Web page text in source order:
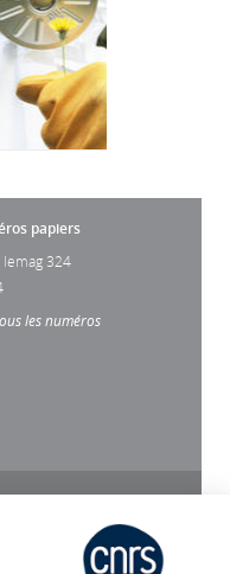
papiers
lemag 324
les numéros